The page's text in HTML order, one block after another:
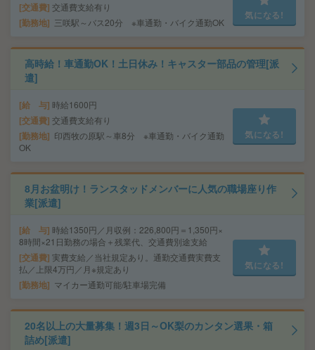
交通費 交通費支給有り
勤務地 三咲駅～バス20分 ※車通勤・バイク通勤OK
気になる!
高時給！車通勤OK！土日休み！キャスター部品の管理[派
遣]
給 与 時給1600円
交通費 交通費支給有り
勤務地
印西牧の原駅～車8分 ※車通勤・バイク通勤
OK
気になる!
8月お盆明け！ランスタッドメンバーに人気の職場座り作
業[派遣]
給 与 時給1350円／月収例：226,800円＝1,350円×
8時間×21日勤務の場合＋残業代、交通費別途支給
交通費 実費支給／当社規定あり。通勤交通費実費支
払／上限4万円／月※規定あり
勤務地 マイカー通勤可能/駐車場完備
気になる!
20名以上の大量募集！週3日～OK梨のカンタン選果・箱
詰め[派遣]